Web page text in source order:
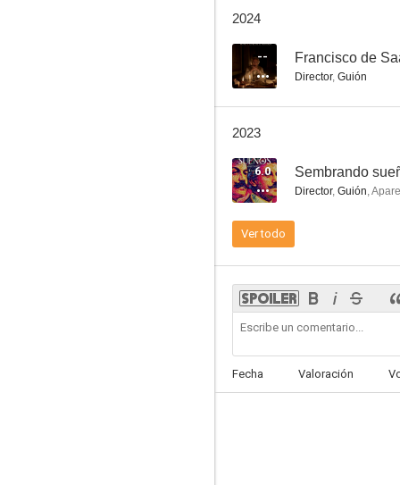
2024
--
Director, Guión
2023
6.0 Sembrando
Director, Guión,
Ver todo
Fecha Valoración